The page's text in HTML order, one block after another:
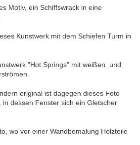
Motiv, ein Schiffswrack in eine
Kunstwerk mit dem Schiefen Turm in
"Hot Springs" mit weißen und
original ist dagegen dieses Foto
dessen Fenster sich ein Gletscher
wo vor einer Wandbemalung Holzteile